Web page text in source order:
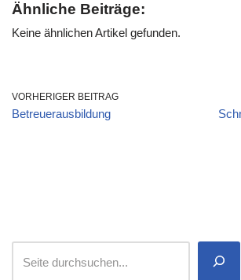
Ähnliche Beiträge:
Keine ähnlichen Artikel gefunden.
VORHERIGER BEITRAG
Betreuerausbildung